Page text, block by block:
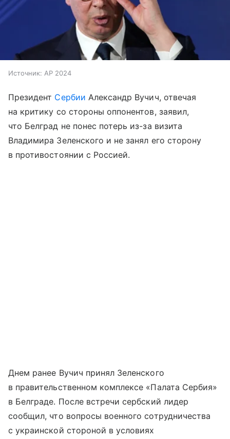
Источник: AP 2024
Президент Сербии Александр Вучич, отвечая
на критику со стороны оппонентов, заявил,
что Белград не понес потерь из-за визита
Владимира Зеленского и не занял его сторону
в противостоянии с Россией.
Днем ранее Вучич принял Зеленского
в правительственном комплексе «Палата Сербия»
в Белграде. После встречи сербский лидер
сообщил, что вопросы военного сотрудничества
с украинской стороной в условиях